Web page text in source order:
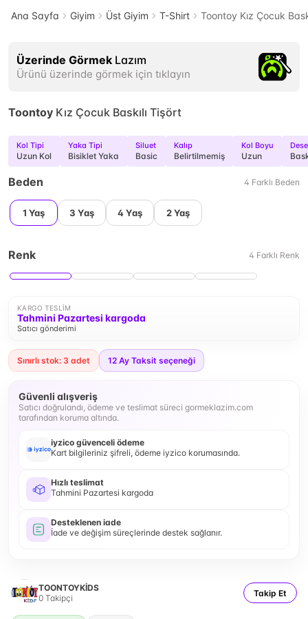
Ana Sayfa Giyim Üst Giyim T-Shirt Toontoy Kız Çocuk
Üzerinde Görmek Lazım
Ürünü üzerinde görmek için tıklayın
Toontoy Kız Çocuk Baskılı Tişört
Kol Tipi
Uzun Kol
Yaka Tipi
Bisiklet Yaka
Siluet
Basic
Kalıp
Belirtilmemiş
Kol Boyu
Uzun
Beden 4 Farklı Beden
1 Yaş 3 Yaş 4 Yaş 2 Yaş
Renk 4 Farklı Renk
KARGO TESLIM
Tahmini Pazartesi kargoda
Satıcı gönderimi
Sınırlı stok: 3 adet 12 Ay Taksit seçeneği
Güvenli alışveriş
Satıcı doğrulandı, ödeme ve teslimat süreci gormeklazim.com
tarafından koruma altında.
iyzico güvenceli ödeme
Kart bilgileriniz şifreli, ödeme iyzico korumasında.
Hızlı teslimat
Tahmini Pazartesi kargoda
Desteklenen iade
İade ve değişim süreçlerinde destek sağlanır.
TOONTOYKİDS
0 Takipçi Takip Et